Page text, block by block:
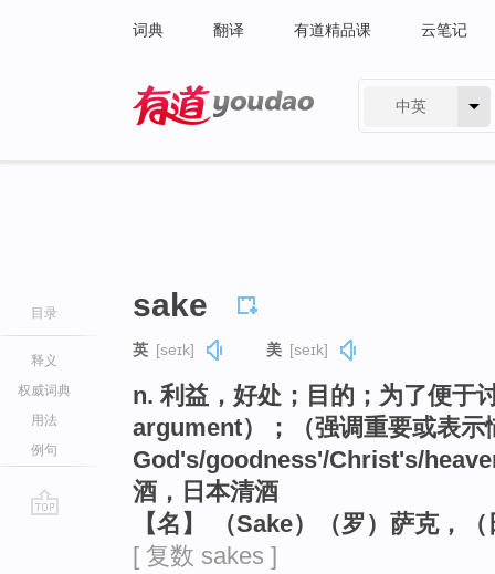
词典 翻译 有道精品课 云笔记
中英
目录
释义
权威词典
用法
例句
sake
英 [seɪk] 美 [seɪk]
n. 利益，好处；目的；为了便于
argument）；（强调重要或表
God's/goodness'/Christ's/
酒，日本清酒
【名】 （Sake）（罗）萨克，
[ 复数 sakes ]